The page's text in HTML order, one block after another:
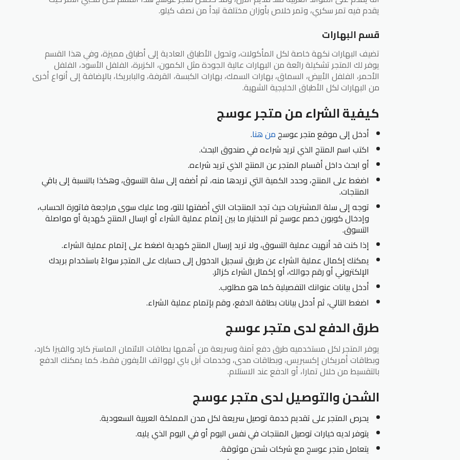
يقدم فيه تمر سكري، وتمر خلاص بأوزان مختلفة تبدأ من نصف كيلو.
قسم البهارات
تضيف البهارات نكهة خاصة لكل المأكولات، وتحول الأطباق العادية إلى أطباق مميزة، وفي هذا القسم
يوفر لك المتجر تشكيلة رائعة من البهارات عالية الجودة مثل الكمون، الكزبرة، الفلفل الأسود، الفلفل
الأحمر، الفلفل الأبيض، السماق، بهارات السمك، بهارات الكبسة، القرفة، والبابريكا، بالإضافة إلى أنواع أخرى
من البهارات لكل الأطباق الخليجية الشهية.
كيفية الشراء من متجر عوسج
أدخل إلى موقع متجر عوسجمنهنا.
اكتب اسم المنتج الذي تريد شراءه في صندوق البحث.
أو ابحث داخل أقسام المتجر عن المنتج الذي تريد شراءه.
اضغط على المنتج، وحدد الكمية التي تريدها منه، ثم أضفه إلى سلة التسوق، وهكذا بالنسبة إلى باقي
المنتجات.
توجه إلى سلة المشتريات حيث تجد المنتجات التي أضفتها للتو، وما عليك سوى مراجعة فاتورة الحساب،
وإدخال كوبون خصم عوسج ثم الاختيار ما بين إتمام عملية الشراء أو ارسال المنتج كهدية أو مواصلة
التسوق.
إذا كنت قد أنهيت عملية التسوق، ولا تريد إرسال المنتج كهدية اضغط على إتمام عملية الشراء.
يمكنك إكمال عملية الشراء عن طريق تسجيل الدخول إلى حسابك على المتجر سواءً باستخدام بريدك
الإلكتروني أو رقم جوالك، أو إكمال الشراء كزائر.
أدخل بيانات عنوانك التفصيلية كما هو مطلوب.
اضغط التالي، ثم أدخل بيانات بطاقة الدفع، وقم بإتمام عملية الشراء.
طرق الدفع لدى متجر عوسج
يوفر المتجر لكل مستخدميه طرق دفع آمنة وسريعة من أهمها بطاقات الائتمان الماستر كارد والفيزا كارد،
وبطاقات أمريكان إكسبريس، وبطاقات مدى، وخدمات آبل باي لهواتف الأيفون فقط، كما يمكنك الدفع
بالتقسيط من خلال تمارا، أو الدفع عند الاستلام.
الشحن والتوصيل لدى متجر عوسج
يحرص المتجر على تقديم خدمة توصيل سريعة لكل مدن المملكة العربية السعودية.
يتوفر لديه خيارات توصيل المنتجات في نفس اليوم أو في اليوم الذي يليه.
يتعامل متجر عوسج مع شركات شحن موثوقة.